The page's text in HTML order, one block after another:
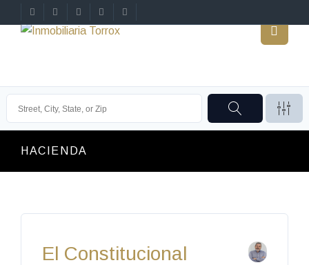
HACIENDA
El Constitucional